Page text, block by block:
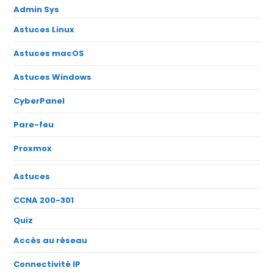
Admin Sys
Astuces Linux
Astuces macOS
Astuces Windows
CyberPanel
Pare-feu
Proxmox
Astuces
CCNA 200-301
Quiz
Accès au réseau
Connectivité IP